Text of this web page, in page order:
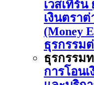
เวสเทิร์น
เงินตราต่
(Money
ธุรกรรม
ธุรกรรม
การโอนเ